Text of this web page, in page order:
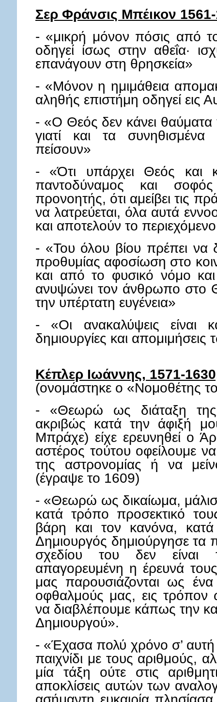
Σερ Φράνσις Μπέικον
- «μικρή μόνον πόσις από
οδηγεί ίσως στην αθεΐα·
επανάγουν στη θρησκεία»
- «Μόνον η ημιμάθεια
αληθής επιστήμη οδηγεί εις
- «Ο Θεός δεν κάνει θαύματα
γιατί και τα
πείσουν»
- «Ότι υπάρχει Θεός και
παντοδύναμος και
προνοητής, ότι αμείβει τις
να λατρεύεται, όλα αυτά
και αποτελούν το
- «Του όλου βίου πρέπει να
προθυμίας αφοσίωση στο
και από το φυσικό νόμο
ανυψώνει τον άνθρωπο στο
την υπέρτατη ευγένεια»
- «Οι ανακαλύψεις είναι
δημιουργίες και
Κέπλερ Ιωάννης, 1571-
(ονομάστηκε ο «Νομοθέτης
- «Θεωρώ ως διάταξη της
ακριβώς κατά την άφιξή
Μπράχε) είχε ερευνηθεί ο
αστέρος τούτου οφείλουμε
της αστρονομίας ή να
(έγραψε το 1609)
- «Θεωρώ ως δικαίωμα,
κατά τρόπο προσεκτικό
βάρη και τον κανόνα,
Δημιουργός δημιούργησε τα
σχεδίου του δεν είναι
απαγορευμένη η έρευνά
μας παρουσιάζονται ως
οφθαλμούς μας, εις τρόπον
να διαβλέπουμε κάπως την
Δημιουργού».
- «Έχασα πολύ χρόνο σ’ αυτή
παιχνίδι με τους
μία τάξη ούτε στις
αποκλίσεις αυτών των